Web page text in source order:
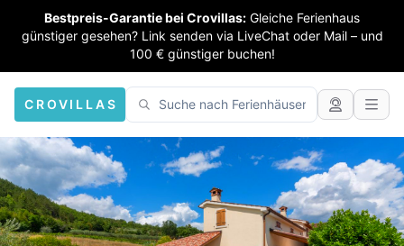
Bestpreis-Garantie bei Crovillas: Gleiche Ferienhaus
günstiger gesehen? Link senden via LiveChat oder Mail – und
100 € günstiger buchen!
CROVILLAS